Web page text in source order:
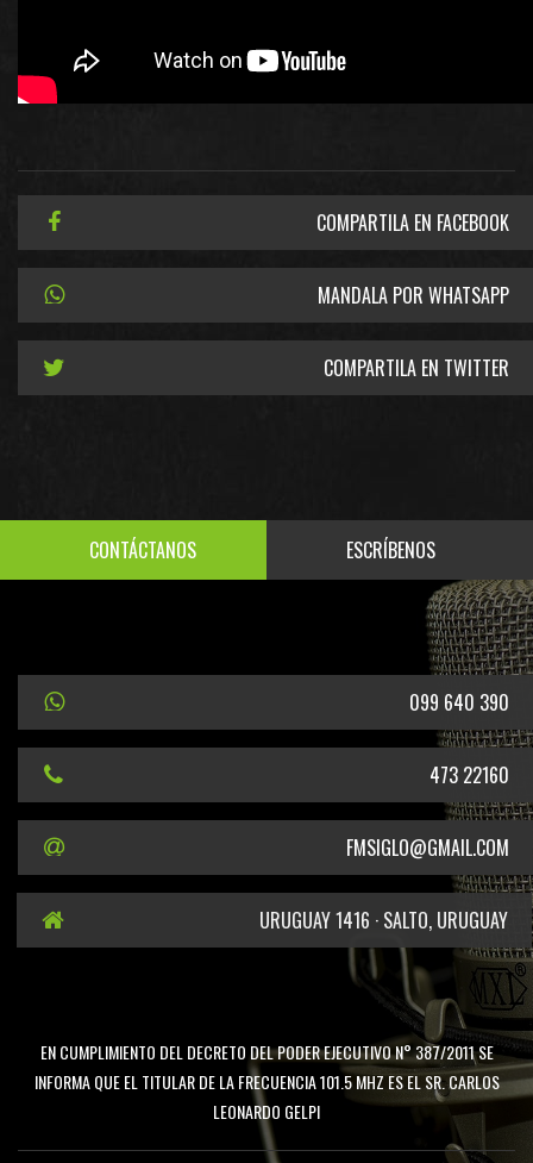
COMPARTILA EN FACEBOOK
MANDALA POR WHATSAPP
COMPARTILA EN TWITTER
CONTÁCTANOS ESCRÍBENOS
099 640 390
473 22160
FMSIGLO@GMAIL.COM
URUGUAY 1416 · SALTO, URUGUAY
EN CUMPLIMIENTO DEL DECRETO DEL PODER EJECUTIVO N° 387/2011 SE
INFORMA QUE EL TITULAR DE LA FRECUENCIA 101.5 MHZ ES EL SR. CARLOS
LEONARDO GELPI